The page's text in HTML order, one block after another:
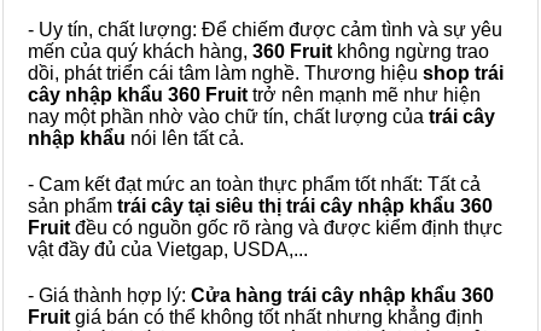
- Uy tín, chất lượng: Để chiếm được cảm tình và sự yêu
mến của quý khách hàng, 360 Fruit không ngừng trao
dồi, phát triển cái tâm làm nghề. Thương hiệu shop trái
cây nhập khẩu 360 Fruit trở nên mạnh mẽ như hiện
nay một phần nhờ vào chữ tín, chất lượng của trái cây
nhập khẩu nói lên tất cả.
- Cam kết đạt mức an toàn thực phẩm tốt nhất: Tất cả
sản phẩm trái cây tại siêu thị trái cây nhập khẩu 360
Fruit đều có nguồn gốc rõ ràng và được kiểm định thực
vật đầy đủ của Vietgap, USDA,...
- Giá thành hợp lý: Cửa hàng trái cây nhập khẩu 360
Fruit giá bán có thể không tốt nhất nhưng khẳng định